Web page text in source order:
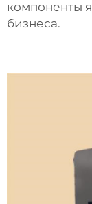
компоненты
бизнеса.